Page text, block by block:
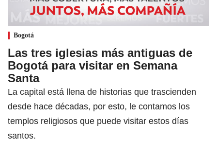
Bogotá
Las tres iglesias más antiguas de
Bogotá para visitar en Semana
Santa
La capital está llena de historias que trascienden
desde hace décadas, por esto, le contamos los
templos religiosos que puede visitar estos días
santos.